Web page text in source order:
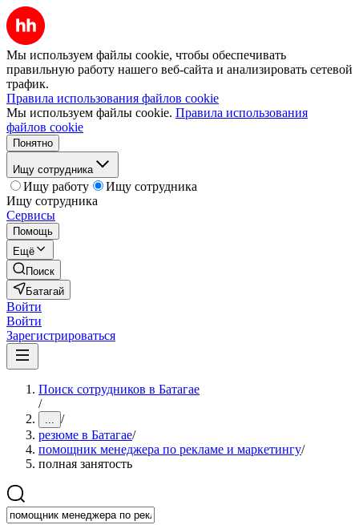
Мы используем файлы cookie, чтобы обеспечивать
правильную работу нашего веб-сайта и анализировать сетевой
трафик.
Правила использования файлов cookie
Мы используем файлы cookie. Правила использования
файлов cookie
Понятно
Ищу сотрудника
Ищу работу
Ищу сотрудника
Ищу сотрудника
Сервисы
Помощь
Ещё
Поиск
Батагай
Войти
Войти
Зарегистрироваться
Поиск сотрудников в Батагае
/
... /
резюме в Батагае/
помощник менеджера по рекламе и маркетингу/
полная занятость